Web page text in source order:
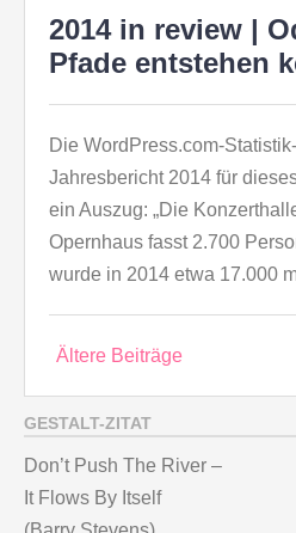
2014 in review |
Pfade entstehen
Die WordPress.com-
Jahresbericht 2014 für
ein Auszug: „Die
Opernhaus fasst 2.700
wurde in 2014 etwa 17.000
Beitragsnavigation
Ältere Beiträge
GESTALT-ZITAT
Don’t Push The River –
It Flows By Itself